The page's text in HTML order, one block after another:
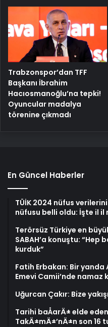
Trabzonspor’dan TFF
Başkanı İbrahim
Hacıosmanoğlu’na tepki!
Oyuncular madalya
törenine çıkmadı
En Güncel Haberler
TÜİK 2024 nüfus
nüfusu belli oldu: İşte il il
Terörsüz Türkiye en
SABAH’a konuştu: “Hep
kurduk”
Fatih Erbakan: Bir yanda
Emevi Camii’nde namaz
Uğurcan Çakır: Bize
Tarihi baÅarÄ± elde
TakÄ±mÄ±’nÄ±n son